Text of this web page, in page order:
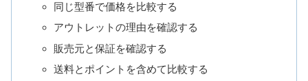
同じ型番で価格を比較する
アウトレットの理由を確認する
販売元と保証を確認する
送料とポイントを含めて比較する